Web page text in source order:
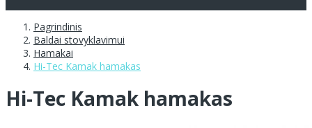
Pagrindinis
Baldai stovyklavimui
Hamakai
Hi-Tec Kamak hamakas
Hi-Tec Kamak hamakas